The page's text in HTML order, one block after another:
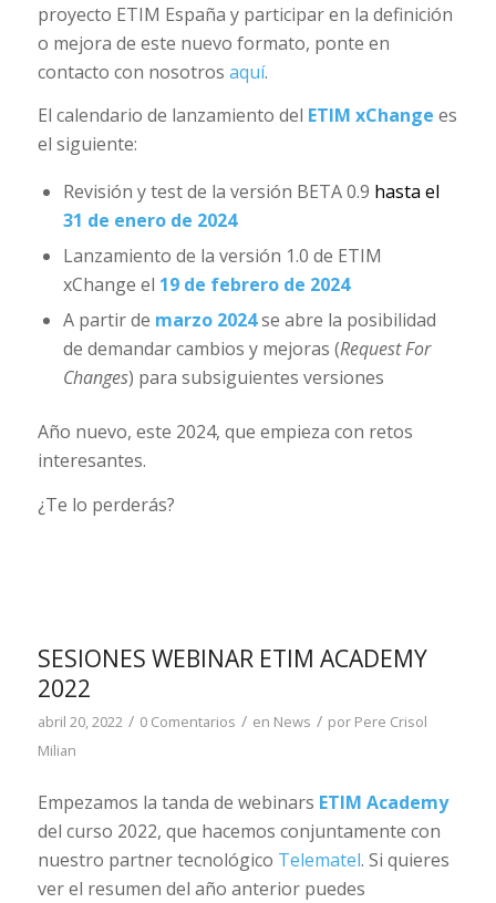
proyecto ETIM España y participar en la definición
o mejora de este nuevo formato, ponte en
contacto con nosotros aquí.
El calendario de lanzamiento del ETIM xChange es
el siguiente:
Revisión y test de la versión BETA 0.9 hasta el
31 de enero de 2024
Lanzamiento de la versión 1.0 de ETIM
xChange el 19 de febrero de 2024
A partir de marzo 2024se abre la posibilidad
de demandar cambios y mejoras (Request For
Changes) para subsiguientes versiones
Año nuevo, este 2024, que empieza con retos
interesantes.
¿Te lo perderás?
SESIONES WEBINAR ETIM ACADEMY
2022
abril 20, 2022 / 0 Comentarios / en News / por Pere Crisol
Milian
Empezamos la tanda de webinars ETIM Academy
del curso 2022, que hacemos conjuntamente con
nuestro partner tecnológico Telematel. Si quieres
ver el resumen del año anterior puedes